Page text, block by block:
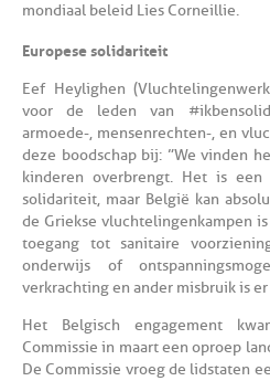
mondiaal beleid Lies Corneillie.
Europese solidariteit
Eef Heylighen
voor de leden van
armoede-, mensenrechten-, en
deze boodschap bij: ”We vinden
kinderen overbrengt. Het is
solidariteit, maar België kan
de Griekse vluchtelingenkampen
toegang tot sanitaire
onderwijs of
verkrachting en ander misbruik is
Het Belgisch engagement
Commissie in maart een oproep
De Commissie vroeg de lidstaten